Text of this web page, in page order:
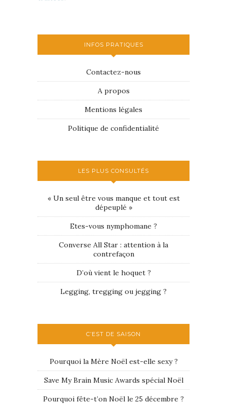
INFOS PRATIQUES
Contactez-nous
A propos
Mentions légales
Politique de confidentialité
LES PLUS CONSULTÉS
« Un seul être vous manque et tout est
dépeuplé »
Etes-vous nymphomane ?
Converse All Star : attention à la
contrefaçon
D’où vient le hoquet ?
Legging, tregging ou jegging ?
C’EST DE SAISON
Pourquoi la Mère Noël est-elle sexy ?
Save My Brain Music Awards spécial Noël
Pourquoi fête-t’on Noël le 25 décembre ?